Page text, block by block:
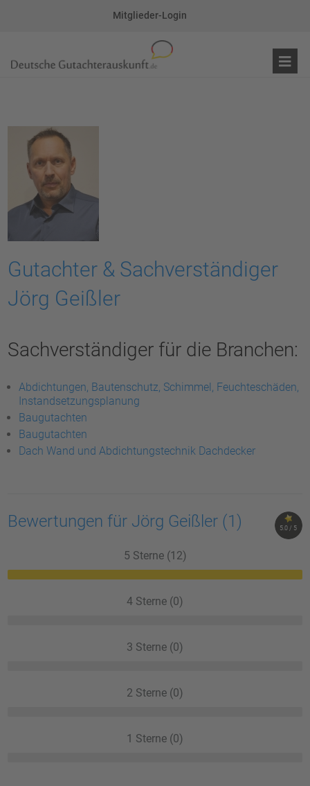
Mitglieder-Login
Gutachter & Sachverständiger
Jörg Geißler
Sachverständiger für die Branchen:
Abdichtungen, Bautenschutz, Schimmel, Feuchteschäden,
Instandsetzungsplanung
Baugutachten
Baugutachten
Dach Wand und Abdichtungstechnik Dachdecker
5.0 / 5
Bewertungen für Jörg Geißler (1)
5 Sterne (12)
4 Sterne (0)
3 Sterne (0)
2 Sterne (0)
1 Sterne (0)